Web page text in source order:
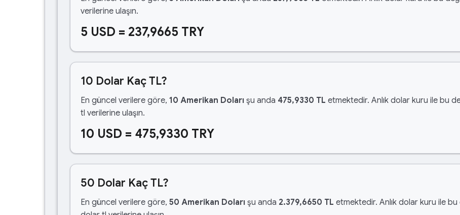
verilerine ulaşın.
5 USD = 237,9665 TRY
10 Dolar Kaç TL?
En güncel verilere göre, 10 Amerikan Doları şu anda 475,9330 TL etmektedir. Anlık dolar kuru ile bu
tl verilerine ulaşın.
10 USD = 475,9330 TRY
50 Dolar Kaç TL?
En güncel verilere göre, 50 Amerikan Doları şu anda 2.379,6650 TL etmektedir. Anlık dolar kuru ile bu